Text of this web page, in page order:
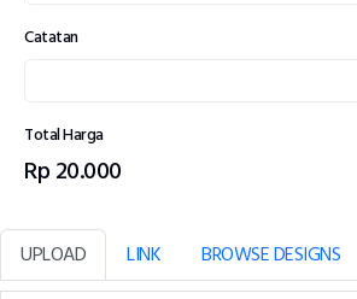
Catatan
Total Harga
Rp 20.000
UPLOAD LINK
BROWSE DESIGNS